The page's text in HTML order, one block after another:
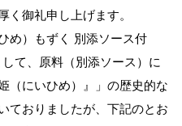
く御礼申し上げます。
め）もずく 別添ソース付
て、原料（別添ソース）に
（にいひめ）』」の歴史的な
ておりましたが、下記のとお